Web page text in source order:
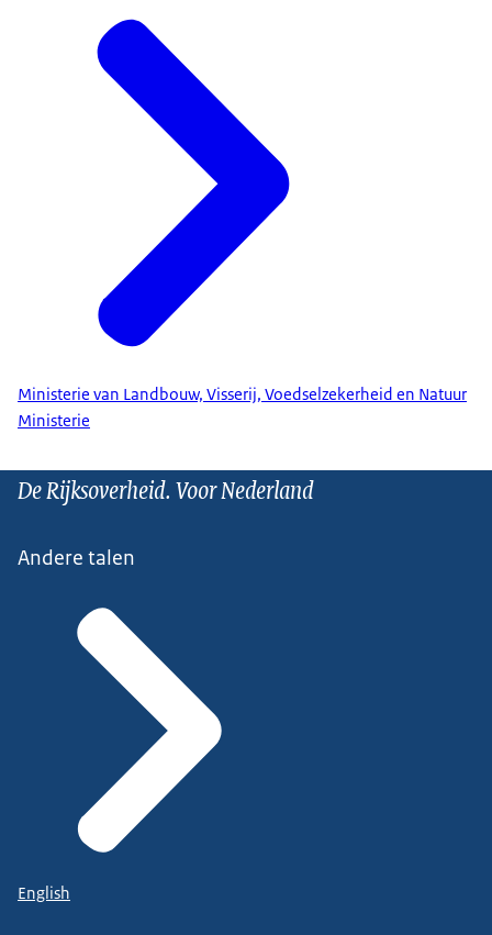
Ministerie van Landbouw, Visserij, Voedselzekerheid en Natuur
Ministerie
De Rijksoverheid. Voor Nederland
Andere talen
English